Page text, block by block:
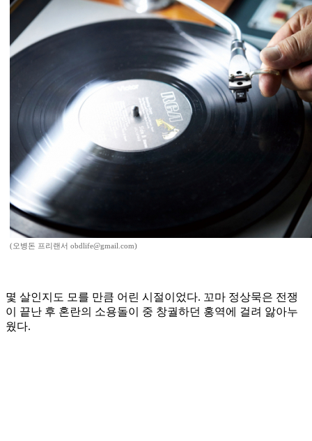
(오병돈 프리랜서 obdlife@gmail.com)
몇 살인지도 모를 만큼 어린 시절이었다. 꼬마 정상묵은 전쟁
이 끝난 후 혼란의 소용돌이 중 창궐하던 홍역에 걸려 앓아누
웠다.